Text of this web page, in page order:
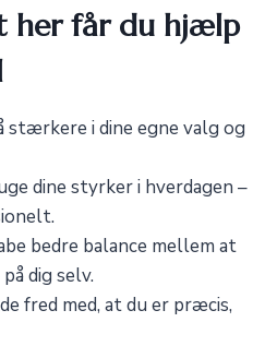
her får du hjælp
stærkere i dine egne valg og
dine styrker i hverdagen –
bedre balance mellem at
dig selv.
fred med, at du er præcis,